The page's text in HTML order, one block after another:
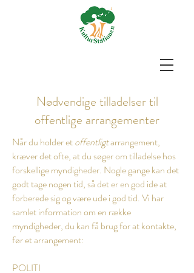
Nødvendige tilladelser til
offentlige arrangementer
Når du holder etoffentligtarrangement,
kræver det ofte, at du søger om tilladelse hos
forskellige myndigheder. Nogle gange kan det
godt tage nogen tid, så det er en god ide at
forberede sig og være ude i god tid. Vi har
samlet information om en række
myndigheder, du kan få brug for at kontakte,
før et arrangement:
POLITI